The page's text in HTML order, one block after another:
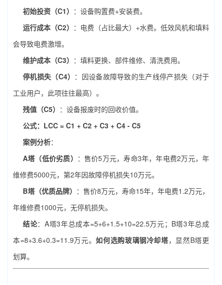
初始投资（C1） ：设备购置费+安装费。
运行成本（C2） ：电费（占比最大）+水费。低效风机和填料
会导致电费激增。
维护成本（C3） ：填料更换、部件维修、清洗费用。
停机损失（C4） ：因设备故障导致的生产线停产损失（对于
工业用户，此项往往最高）。
残值（C5） ：设备报废时的回收价值。
公式：LCC = C1 + C2 + C3 + C4 - C5
案例分析：
A塔（低价劣质） ：售价5万元，寿命3年，年电费2万元，年
维修费5000元，第2年因故障停机损失10万元。
B塔（优质品牌） ：售价8万元，寿命15年，年电费1.2万元，
年维修费1000元，无停机损失。
结论：A塔3年总成本=5+6+1.5+10=22.5万元；B塔3年总成
本=8+3.6+0.3=11.9万元。如何选购玻璃钢冷却塔，显然B塔更
划算。